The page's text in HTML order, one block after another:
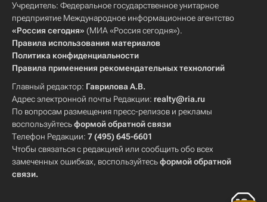
Учредитель: Федеральное государственное унитарное
предприятие Международное информационное агентство
«Россия сегодня» (МИА «Россия сегодня»).
Правила использования материалов
Политика конфиденциальности
Правила применения рекомендательных технологий
Главный редактор: Гаврилова А.В.
Адрес электронной почты Редакции: realty@ria.ru
По вопросам размещения пресс-релизов и рекламы
воспользуйтесьформой обратной связи
Телефон Редакции: 7 (495) 645-6601
Чтобы связаться с редакцией или сообщить обо всех
замеченных ошибках, воспользуйтесьформой обратной
связи.